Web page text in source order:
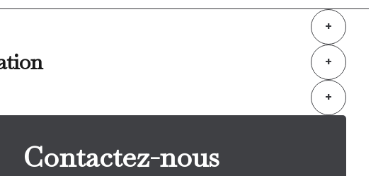
+
+
+
Contactez-nous